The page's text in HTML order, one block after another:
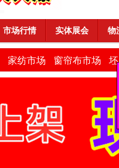
市场行情 实体展会 物
家纺市场 窗帘布市场